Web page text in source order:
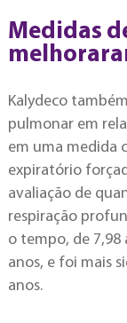
Medidas
Kalydeco
pulmonar em
em uma medida
expiratório
avaliação de
respiração
o tempo, de 7,98
anos, e foi mais
anos.